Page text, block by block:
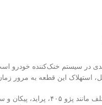
در سیستم خنک‌کننده
استهلاک این قطعه به
از جمله دلایل عمده‌ی